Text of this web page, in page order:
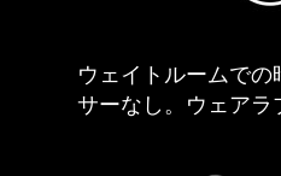
ウェイトルームでの
サーなし。ウェアラ